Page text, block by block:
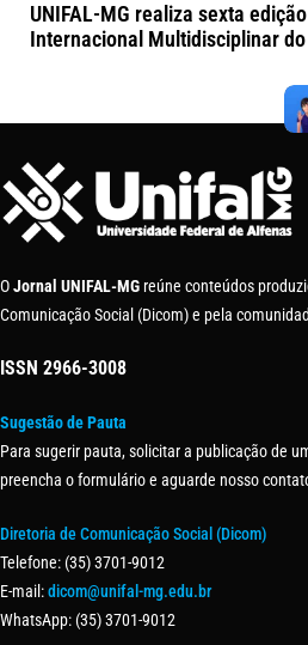
UNIFAL-MG realiza sexta
Internacional Multidisciplinar
OJornal UNIFAL-MG reúne conteúdos
Comunicação Social (Dicom) e pela
ISSN 2966-3008
Sugestão de Pauta
Para sugerir pauta, solicitar a publicação de
preencha o formulário e aguarde nosso
Diretoria de Comunicação Social (Dicom)
Telefone: (35) 3701-9012
E-mail:dicom@unifal-mg.edu.br
WhatsApp: (35) 3701-9012